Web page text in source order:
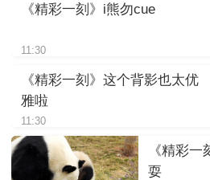
《精彩一刻》i熊勿cue
11:30
《精彩一刻》这个背影也太优
雅啦
11:30
《精彩
耍